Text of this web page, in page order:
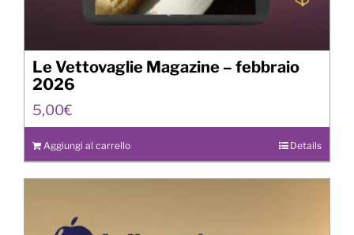
Le Vettovaglie Magazine – febbraio
2026
5,00€
Aggiungi al carrello Details